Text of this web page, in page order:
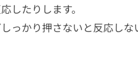
したりします。
っかり押さないと反応しな